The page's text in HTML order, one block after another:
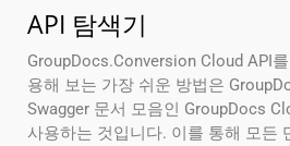
API 탐색기
GroupDocs.Conversion Cloud API
용해 보는 가장 쉬운 방법은
Swagger 문서 모음인 GroupDocs
사용하는 것입니다. 이를 통해 모든